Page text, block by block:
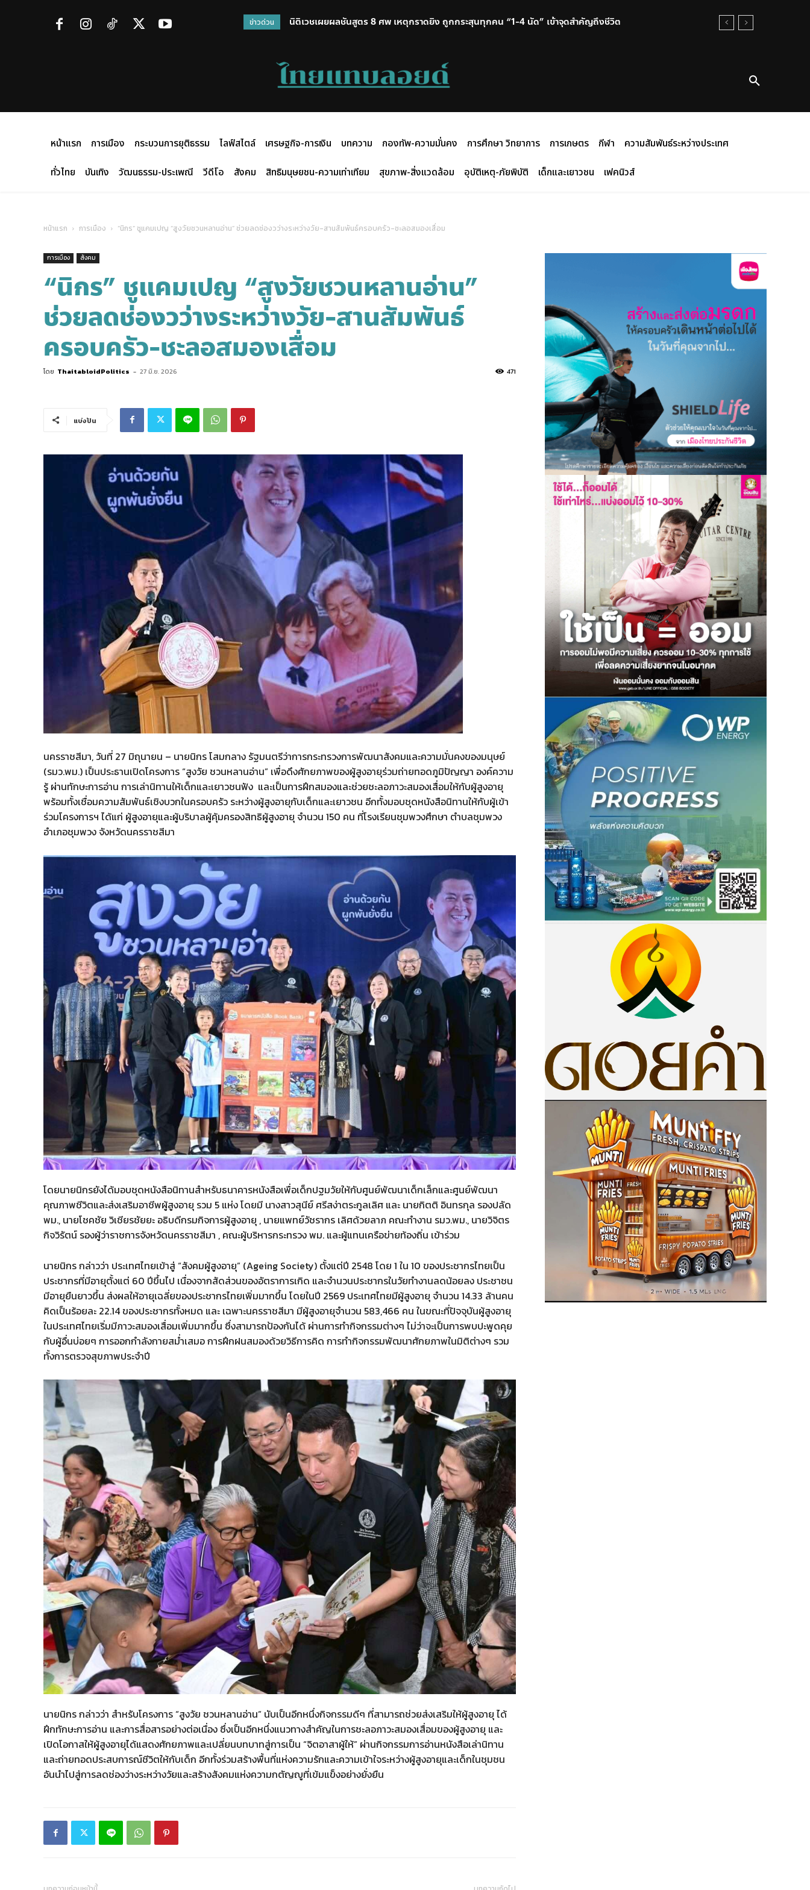
ข่าวด่วน นิติเวชเผยผลชันสูตร 8 ศพ เหตุกราดยิง ถูกกระสุนทุกคน “1-4 นัด” เข้าจุดสำคัญถึงชีวิต
หน้าแรก การเมือง กระบวนการยุติธรรม ไลฟ์สไตล์ เศรษฐกิจ-การเงิน บทความ กองทัพ-ความมั่นคง การศึกษา วิทยาการ การเกษตร กีฬา
ความสัมพันธ์ระหว่างประเทศ
ทั่วไทย
บันเทิง วัฒนธรรม-ประเพณี วีดีโอ สังคม สิทธิมนุษยชน-ความเท่าเทียม สุขภาพ-สิ่งแวดล้อม อุบัติเหตุ-ภัยพิบัติ เด็กและเยาวชน เฟคนิวส์
หน้าแรก การเมือง “นิกร” ชูแคมเปญ “สูงวัยชวนหลานอ่าน” ช่วยลดช่องวว่างระหว่างวัย-สานสัมพันธ์ครอบครัว-ชะลอสมองเสื่อม
การเมือง สังคม
“นิกร” ชูแคมเปญ “สูงวัยชวนหลานอ่าน”
ช่วยลดช่องวว่างระหว่างวัย-สานสัมพันธ์
ครอบครัว-ชะลอสมองเสื่อม
โดย ThaitabloidPolitics - 27 มิ.ย. 2026 471
แบ่งปัน
นครราชสีมา, วันที่ 27 มิถุนายน – นายนิกร โสมกลาง รัฐมนตรีว่าการกระทรวงการพัฒนาสังคมและความมั่นคงของมนุษย์
(รมว.พม.) เป็นประธานเปิดโครงการ “สูงวัย ชวนหลานอ่าน” เพื่อดึงศักยภาพของผู้สูงอายุร่วมถ่ายทอดภูมิปัญญา องค์ความ
รู้ ผ่านทักษะการอ่าน การเล่านิทานให้เด็กและเยาวชนฟัง และเป็นการฝึกสมองและช่วยชะลอภาวะสมองเสื่อมให้กับผู้สูงอายุ
พร้อมทั้งเชื่อมความสัมพันธ์เชิงบวกในครอบครัว ระหว่างผู้สูงอายุกับเด็กและเยาวชน อีกทั้งมอบชุดหนังสือนิทานให้กับผู้เข้า
ร่วมโครงการฯ ได้แก่ ผู้สูงอายุและผู้บริบาลผู้คุ้มครองสิทธิผู้สูงอายุ จำนวน 150 คน ที่โรงเรียนชุมพวงศึกษา ตำบลชุมพวง
อำเภอชุมพวง จังหวัดนครราชสีมา
โดยนายนิกรยังได้มอบชุดหนังสือนิทานสำหรับธนาคารหนังสือเพื่อเด็กปฐมวัยให้กับศูนย์พัฒนาเด็กเล็กและศูนย์พัฒนา
คุณภาพชีวิตและส่งเสริมอาชีพผู้สูงอายุ รวม 5 แห่ง โดยมี นางสาวสุนีย์ ศรีสง่าตระกูลเลิศ และ นายกิตติ อินทรกุล รองปลัด
พม., นายโชคชัย วิเชียรชัยยะ อธิบดีกรมกิจการผู้สูงอายุ , นายแพทย์วัชรากร เลิศด้วยลาภ คณะทำงาน รมว.พม., นายวิจิตร
กิจวิรัตน์ รองผู้ว่าราชการจังหวัดนครราชสีมา , คณะผู้บริหารกระทรวง พม. และผู้แทนเครือข่ายท้องถิ่น เข้าร่วม
นายนิกร กล่าวว่า ประเทศไทยเข้าสู่ “สังคมผู้สูงอายุ” (Ageing Society) ตั้งแต่ปี 2548 โดย 1 ใน 10 ของประชากรไทยเป็น
ประชากรที่มีอายุตั้งแต่ 60 ปีขึ้นไป เนื่องจากสัดส่วนของอัตราการเกิด และจำนวนประชากรในวัยทำงานลดน้อยลง ประชาชน
มีอายุยืนยาวขึ้น ส่งผลให้อายุเฉลี่ยของประชากรไทยเพิ่มมากขึ้น โดยในปี 2569 ประเทศไทยมีผู้สูงอายุ จำนวน 14.33 ล้านคน
คิดเป็นร้อยละ 22.14 ของประชากรทั้งหมด และ เฉพาะนครราชสีมา มีผู้สูงอายุจำนวน 583,466 คน ในขณะที่ปัจจุบันผู้สูงอายุ
ในประเทศไทยเริ่มมีภาวะสมองเสื่อมเพิ่มมากขึ้น ซึ่งสามารถป้องกันได้ ผ่านการทำกิจกรรมต่างๆ ไม่ว่าจะเป็นการพบปะพูดคุย
กับผู้อื่นบ่อยๆ การออกกำลังกายสม่ำเสมอ การฝึกฝนสมองด้วยวิธีการคิด การทำกิจกรรมพัฒนาศักยภาพในมิติต่างๆ รวม
ทั้งการตรวจสุขภาพประจำปี
นายนิกร กล่าวว่า สำหรับโครงการ “สูงวัย ชวนหลานอ่าน” นับเป็นอีกหนึ่งกิจกรรมดีๆ ที่สามารถช่วยส่งเสริมให้ผู้สูงอายุ ได้
ฝึกทักษะการอ่าน และการสื่อสารอย่างต่อเนื่อง ซึ่งเป็นอีกหนึ่งแนวทางสำคัญในการชะลอภาวะสมองเสื่อมของผู้สูงอายุ และ
เปิดโอกาสให้ผู้สูงอายุได้แสดงศักยภาพและเปลี่ยนบทบาทสู่การเป็น “จิตอาสาผู้ให้” ผ่านกิจกรรมการอ่านหนังสือเล่านิทาน
และถ่ายทอดประสบการณ์ชีวิตให้กับเด็ก อีกทั้งร่วมสร้างพื้นที่แห่งความรักและความเข้าใจระหว่างผู้สูงอายุและเด็กในชุมชน
อันนำไปสู่การลดช่องว่างระหว่างวัยและสร้างสังคมแห่งความกตัญญูที่เข้มแข็งอย่างยั่งยืน